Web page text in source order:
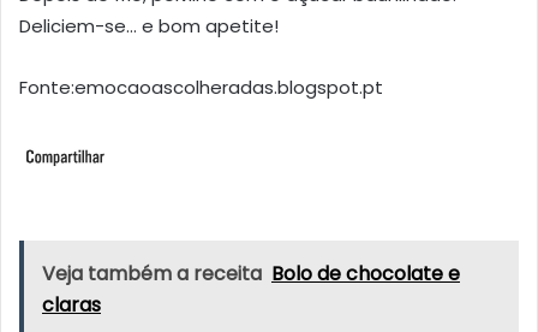
Deliciem-se… e bom apetite!
Fonte:emocaoascolheradas.blogspot.pt
Veja também a receita Bolo de chocolate e
claras